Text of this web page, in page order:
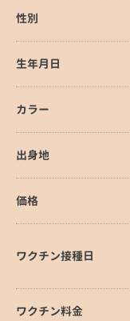
性別
生年月日
カラー
出身地
価格
ワクチン接種日
ワクチン料金